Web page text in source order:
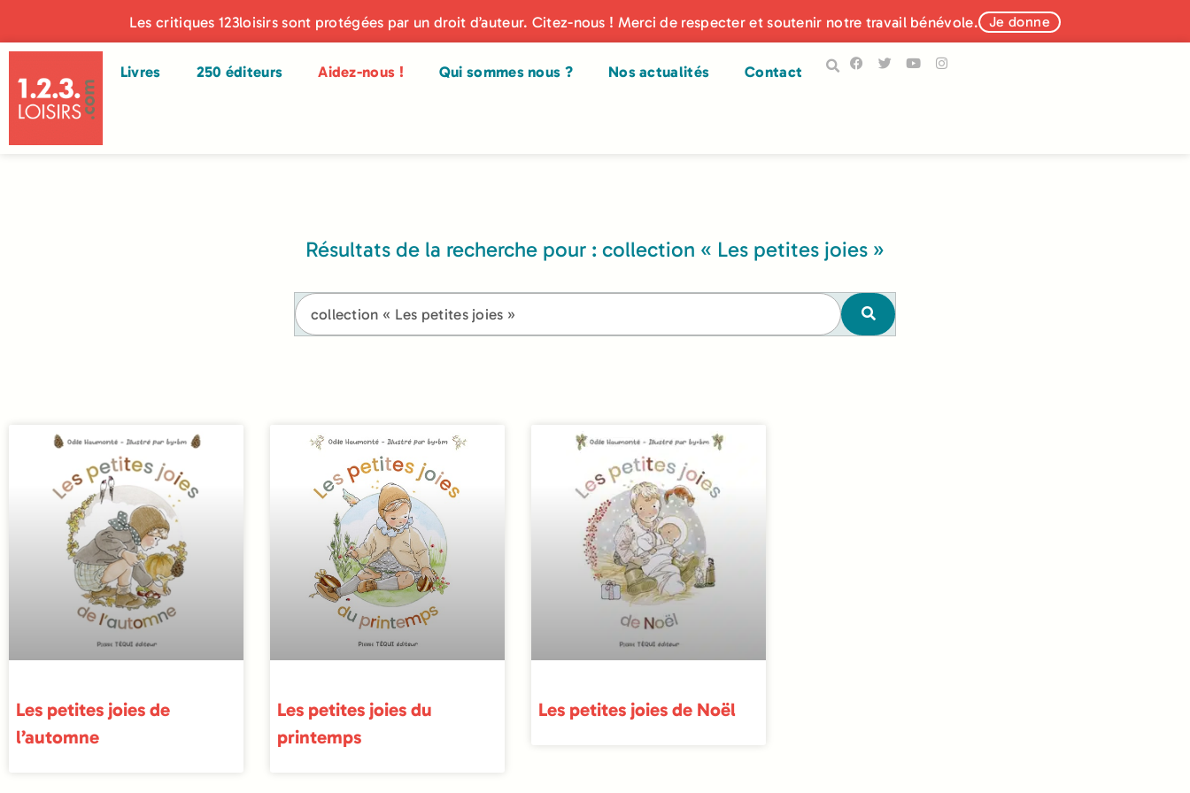
Les critiques 123loisirs sont protégées par un droit d’auteur. Citez-nous ! Merci de respecter et soutenir notre travail bénévole. Je donne
Livres 250 éditeurs Aidez-nous ! Qui sommes nous ? Nos actualités Contact
Résultats de la recherche pour : collection « Les petites joies »
Les petites joies de
l’automne
Les petites joies du
printemps
Les petites joies de Noël